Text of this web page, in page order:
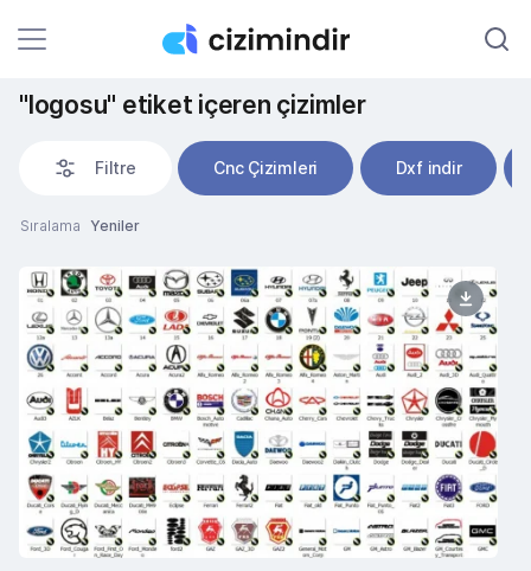
"logosu" etiket içeren çizimler
Filtre Cnc Çizimleri Dxf indir
Sıralama Yeniler